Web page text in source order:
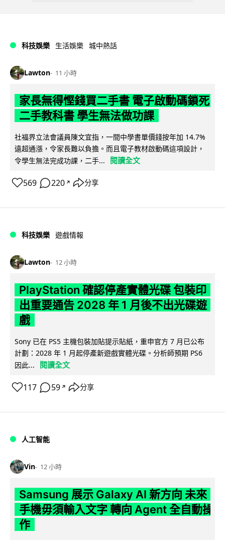
科技娛樂 生活娛樂 城中熱話
Lawton 11 小時
家長無得慳錢買二手書 電子啟動碼鎖死
二手教科書 學生無法做功課
社福界立法會議員陳文宜指，一間中學書單價錢按年加 14.7%
遠超通漲，令家長難以負擔。而且電子教材啟動碼這項設計，
令學生無法完成功課，二手...
閱讀全文
569 220 ↗ 分享
科技娛樂 遊戲情報
Lawton 12 小時
PlayStation 確認停產實體光碟 包裝印
出重要通告 2028 年 1 月後不出光碟遊
戲
Sony 已在 PS5 主機包裝加貼提示貼紙，重申官方 7 月已公布
計劃：2028 年 1 月起停產新遊戲實體光碟。分析師預期 PS6
因此...
閱讀全文
117 59 ↗ 分享
人工智能
Vin 12 小時
Samsung 展示 Galaxy AI 新方向 未來
手機毋須輸入文字 轉向 Agent 全自動操
作